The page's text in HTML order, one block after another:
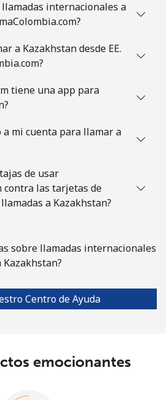
llamadas internacionales a
a Kazakhstan desde EE.
tiene una app para
a mi cuenta para llamar a
de usar
contra las tarjetas de
a Kazakhstan?
sobre llamadas internacionales
Kazakhstan?
Centro de Ayuda
emocionantes